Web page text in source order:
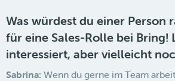
Was würdest du einer Person
für eine Sales-Rolle bei Bring!
interessiert, aber vielleicht
Sabrina: Wenn du gerne im Team